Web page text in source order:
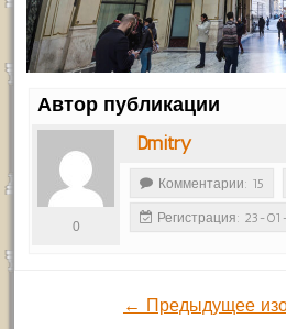
Автор публикации
Dmitry
0
Комментарии: 15
Регистрация: 23-
← Предыдущее